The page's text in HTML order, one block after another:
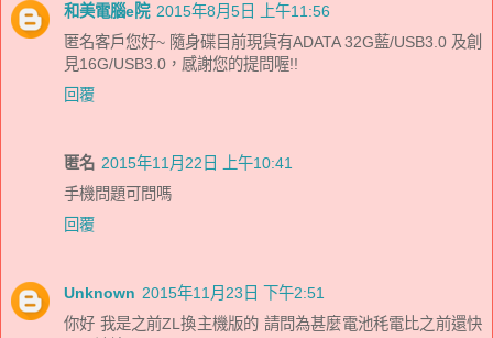
和美電腦e院 2015年8月5日 上午11:56
匿名客戶您好~ 隨身碟目前現貨有ADATA 32G藍/USB3.0 及創
見16G/USB3.0，感謝您的提問喔!!
回覆
匿名 2015年11月22日 上午10:41
手機問題可問嗎
回覆
Unknown 2015年11月23日 下午2:51
你好 我是之前ZL換主機版的 請問為甚麼電池秏電比之前還快